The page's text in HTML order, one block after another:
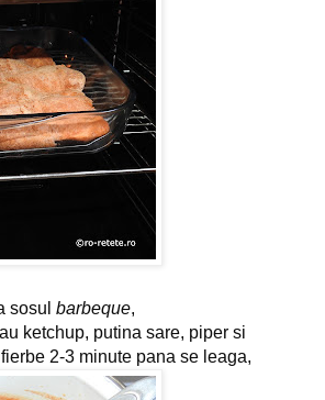
sosul barbeque,
ketchup, putina sare, piper si
2-3 minute pana se leaga,